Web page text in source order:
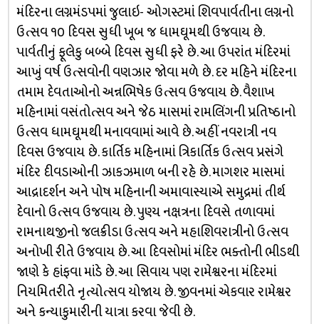
મંદિરના લગ્નમંડપમાં જુલાઇ- ઓગસ્ટમાં શિવપાર્વતીના લગ્નનો
ઉત્સવ ૧૦ દિવસ સુધી ખૂબ જ ધામઘૂમથી ઉજવાય છે.
પાર્વતીનું ફૂલેકુ બબ્બે દિવસ સુધી ફરે છે. આ ઉપરાંત મંદિરમાં
આખું વર્ષ ઉત્સવોની વણઝાર જોવા મળે છે. દર મહિને મંદિરના
તમામ દેવતાઓનો અન્નભિષેક ઉત્સવ ઉજવાય છે. વૈશાખ
મહિનામાં વસંતોત્સવ અને જેઠ માસમાં રામલિંગની પ્રતિષ્ઠાનો
ઉત્સવ ધામઘૂમથી મનાવવામાં આવે છે. અહીં નવરાત્રી નવ
દિવસ ઉજવાય છે. કાર્તિક મહિનામાં ત્રિકાર્તિક ઉત્સવ પ્રસંગે
મંદિર દીવડાઓની ઝાકઝમાળ બની રહે છે. માગશર માસમાં
આદ્રાદર્શન અને પોષ મહિનાની અમાવાસ્યાએ સમુદ્રમાં તીર્થ
દેવાનો ઉત્સવ ઉજવાય છે. પુણ્ય નક્ષત્રના દિવસે તળાવમાં
રામનાથજીનો જલક્રીડા ઉત્સવ અને મહાશિવરાત્રીનો ઉત્સવ
અનોખી રીતે ઉજવાય છે. આ દિવસોમાં મંદિર ભક્તોની ભીડથી
જાણે કે હાંફવા માંડે છે. આ સિવાય પણ રામેશ્વરના મંદિરમાં
નિયમિતરીતે નૃત્યોત્સવ યોજાય છે. જીવનમાં એકવાર રામેશ્વર
અને કન્યાકુમારીની યાત્રા કરવા જેવી છે.